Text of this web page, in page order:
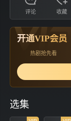
评论 收藏
开通VIP会员
热剧抢先看
选集